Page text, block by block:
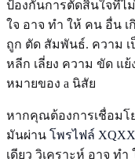
ป้องกันการตัดสินใจที่ไ
ใจ อาจ ทํา ให้ คน อื่น
ถูก ตัด สัมพันธ์. ความ
หลีก เลี่ยง ความ ขัด แ
หมายของ a นิสัย
หากคุณต้องการเชื่อมโ
มันผ่าน โพรไฟล์
เดียว วิเคราะห์ อาจ ทํ